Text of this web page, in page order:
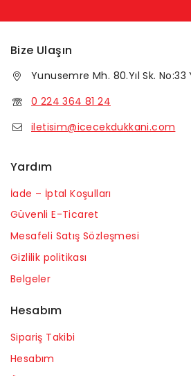
Bize Ulaşın
Yunusemre Mh. 80.Yıl Sk. No:33
0 224 364 81 24
iletisim@icecekdukkani.com
Yardım
İade – İptal Koşulları
Güvenli E-Ticaret
Mesafeli Satış Sözleşmesi
Gizlilik politikası
Belgeler
Hesabım
Sipariş Takibi
Hesabım